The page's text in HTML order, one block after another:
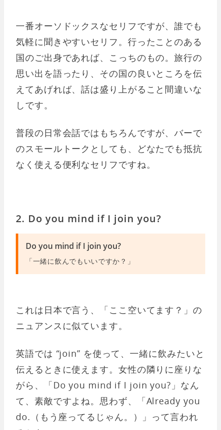
一番オーソドックスなセリフですが、誰でも
気軽に聞きやすいセリフ。行ったことのある
国のご出身であれば、こっちのもの。旅行の
思い出を語ったり、その国の良いところを伝
えてあげれば、話は盛り上がること間違いな
しです。
普段の日常会話ではもちろんですが、バーで
のスモールトークとしても、どなたでも抵抗
なく使える便利なセリフですね。
2. Do you mind if I join you?
Do you mind if I join you?
「一緒に飲んでもいいですか？」
これは日本で言う、「ここ空いてます？」の
ニュアンスに似ています。
英語では “join” を使って、一緒に飲みたいと
伝えるときに使えます。女性の隣りに座りな
がら、「Do you mind if I join you?」なん
て、素敵ですよね。思わず、「Already you
do.（もう座ってるじゃん。）」って言われ